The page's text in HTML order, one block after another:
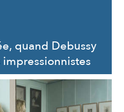
quand Debussy